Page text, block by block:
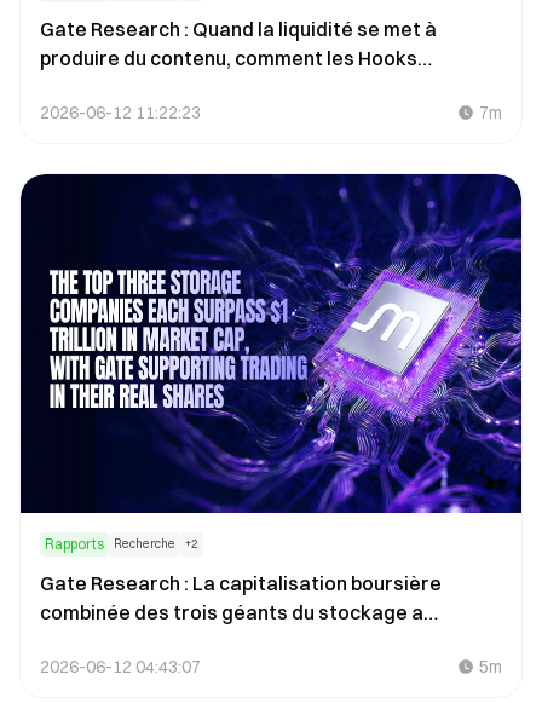
Gate Research : Quand la liquidité se met à
produire du contenu, comment les Hooks
2026-06-12 11:22:23 7m
Rapports Recherche +2
Gate Research : La capitalisation boursière
combinée des trois géants du stockage a
propose désormais le trading de leurs actions
2026-06-12 04:43:07 5m